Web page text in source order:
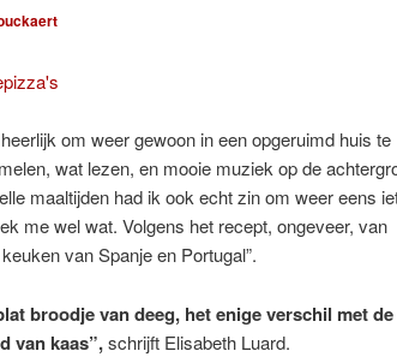
om weer gewoon in een opgeruimd huis te
wat lezen, en mooie muziek op de
maaltijden had ik ook echt zin om weer eens
me wel wat. Volgens het recept, ongeveer, van
van Spanje en Portugal”.
broodje van deeg, het enige verschil met de
van kaas”,schrijft Elisabeth Luard.